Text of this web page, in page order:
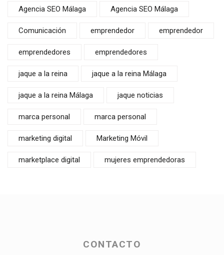
Agencia SEO Málaga Agencia SEO Málaga
Comunicación emprendedor emprendedor
emprendedores emprendedores
jaque a la reina jaque a la reina Málaga
jaque a la reina Málaga jaque noticias
marca personal marca personal
marketing digital Marketing Móvil
marketplace digital mujeres emprendedoras
CONTACTO